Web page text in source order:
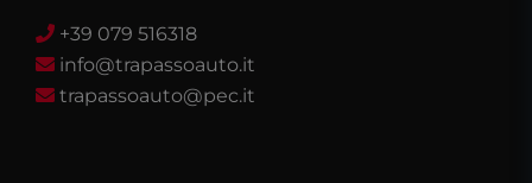
+39 079 516318
info@trapassoauto.it
trapassoauto@pec.it